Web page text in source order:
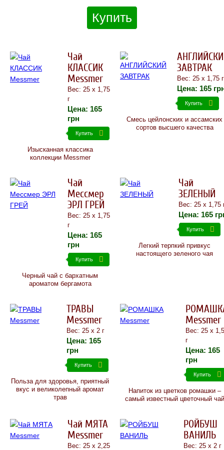
МОЛОТЫЙ
Горячий
АКЦИИ !
Купить
Чай
КЛАССИК
Messmer
Вес: 25 х 1,75
г
Цена: 165
грн
Купить
Изысканная классика
коллекции Messmer
ЗАВТРАК
Вес: 25 х 1,75 г
Цена: 165
Купить
Cмесь цейлонских и ассамских
сортов высшего качества
Чай
Мессмер
ЭРЛ ГРЕЙ
Вес: 25 х 1,75
г
Цена: 165
грн
Купить
Черный чай c бархатным
ароматом бергамота
Чай
ЗЕЛЕНЫЙ
Вес: 25 х 1,75
Цена: 165
Купить
Легкий терпкий привкус
настоящего зеленого чая
ТРАВЫ
Messmer
Вес: 25 х 2 г
Цена: 165
грн
Купить
Польза для здоровья, приятный
вкус и великолепный аромат
трав
Messmer
Вес: 25 х
г
Цена: 165
грн
Купить
Напиток из цветков ромашки –
самый известный цветочный чай
Чай МЯТА
Messmer
Вес: 25 х 2,25
РОЙБУШ
ВАНИЛЬ
Вес: 25 х 2 г